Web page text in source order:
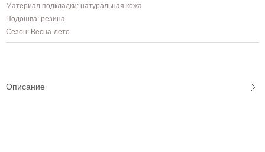
Материал подкладки: натуральная кожа
Подошва: резина
Сезон: Весна-лето
Описание